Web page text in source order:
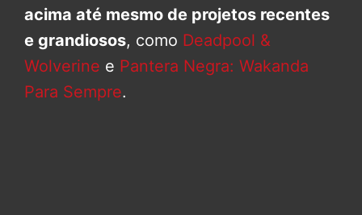
acima até mesmo de projetos recentes
e grandiosos, como Deadpool &
Wolverine e Pantera Negra: Wakanda
Para Sempre.